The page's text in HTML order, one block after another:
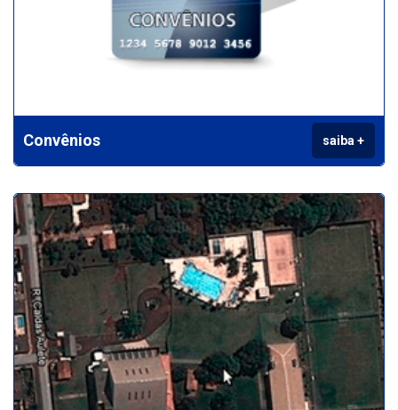
Convênios saiba +